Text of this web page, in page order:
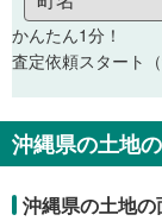
かんたん1分！
査定依頼スタート（
沖縄県の土地
沖縄県の土地